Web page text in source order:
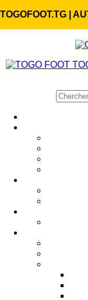
TOGOFOOT.TG |